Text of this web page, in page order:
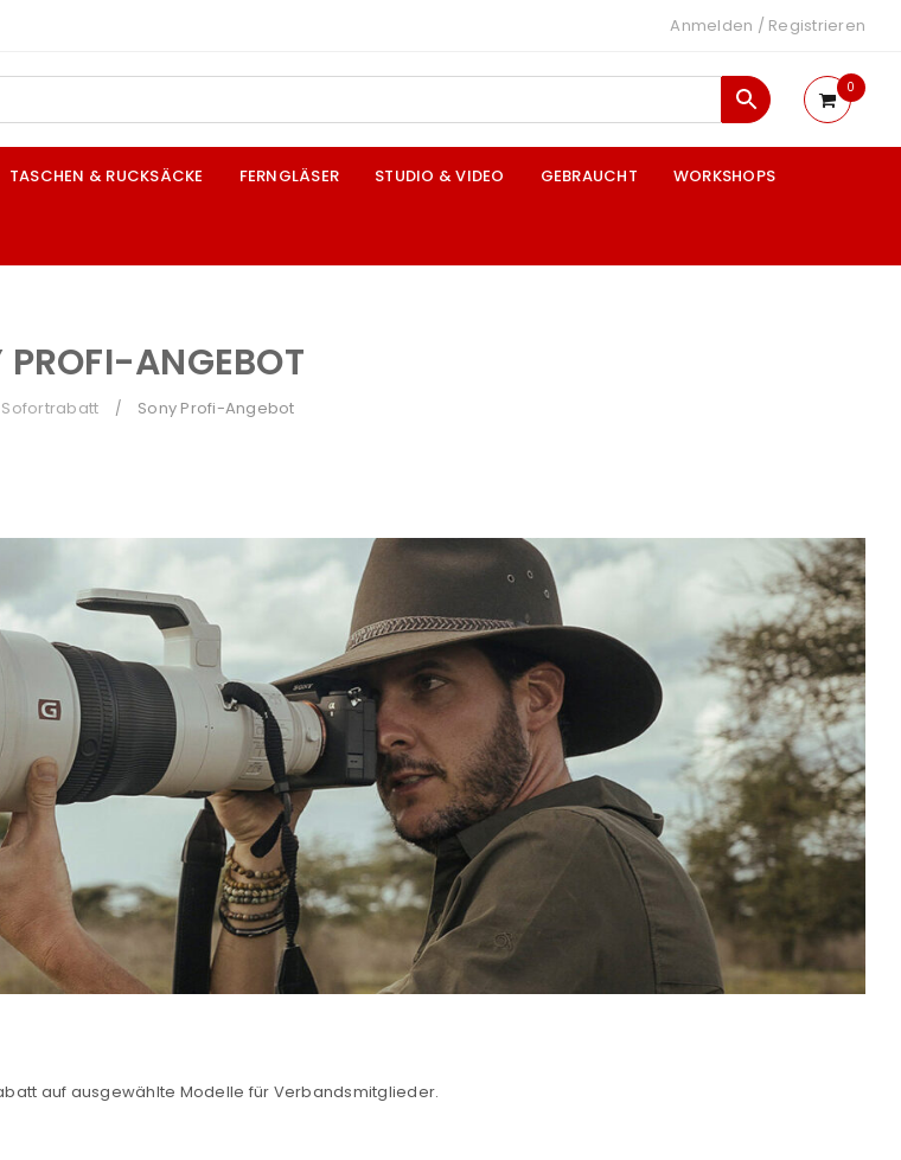
Anmelden / Registrieren
0
TASCHEN & RUCKSÄCKE FERNGLÄSER STUDIO & VIDEO GEBRAUCHT WORKSHOPS
PROFI-ANGEBOT
Sofortrabatt / Sony Profi-Angebot
auf ausgewählte Modelle für Verbandsmitglieder.